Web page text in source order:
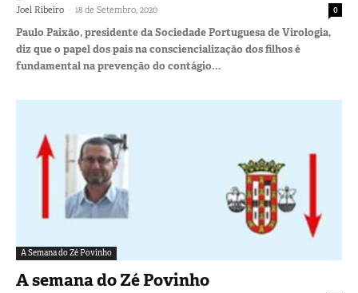
Joel Ribeiro - 18 de Setembro, 2020 0
Paulo Paixão, presidente da Sociedade Portuguesa de Virologia,
diz que o papel dos pais na consciencialização dos filhos é
fundamental na prevenção do contágio...
A Semana do Zé Povinho
A semana do Zé Povinho